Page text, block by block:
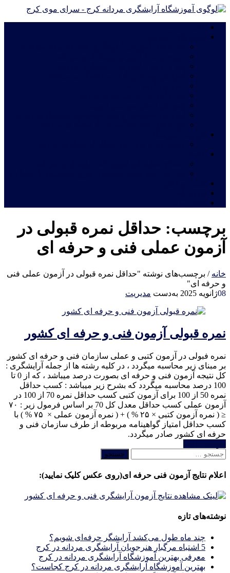
برچسب: حداقل نمره قبولی در
آزمون عملی فنی و حرفه ای
خانه / برچسب‌های نوشته "حداقل نمره قبولی در آزمون عملی فنی
و حرفه ای"
08ژانویه 2025 به‌دست مدیریت
نمره قبولی آزمون فنی و حرفه ای کشور
نمره فبولی در آزمون کتبی و عملی سازمان فنی و حرفه ای کشور
بر مبنای زیر محاسبه میگردد ، در کلیه رشته ها از جمله آرایشگری :
کل نتیجه آزمون فنی و حرفه ای بصورت درصد میباشد ، که از 0 تا
100 درصد محاسبه میگردد که بشرح زیر میباشد : کسب حداقل
نمره 50 از 100 برای آزمون کتبی کسب حداقل نمره 70 از 100 در
آزمون عملی کسب حداقل معدل کل 70 بر اساس فرمول زیر : ۷۰
≤ ( نمره آزمون کتبی × ۲۵ % ) + ( نمره آزمون عملی × ۷۵ % ) با
کسب حداقل امتیاز گواهینامه مربوطه از طرف سازمان فنی و
حرفه ای کشور صادر میگردد.
جستجو
اعلام نتایج آزمون فنی حرفه ای(روی عکس کلیک نمایید):
نوشته‌های تازه
چند ماه طول می‌کشد آرایشگر حرفه‌ای شویم؟
5 اشتباه مرگبار هنرجویان آرایشگری مردانه در کرج
معرفی بهترین آموزشگاه آرایشگری مردانه در کرج
بهترین آموزشگاه آرایشگری مردانه در کرج کجاست؟